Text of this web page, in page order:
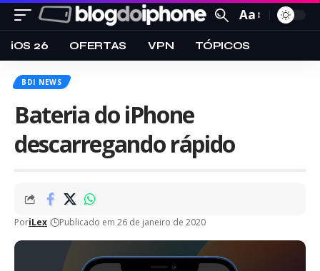
Aa
iOS 26 OFERTAS VPN TÓPICOS
BDI NEWS
Bateria do iPhone
descarregando rápido
PoriLex Publicado em 26 de janeiro de 2020